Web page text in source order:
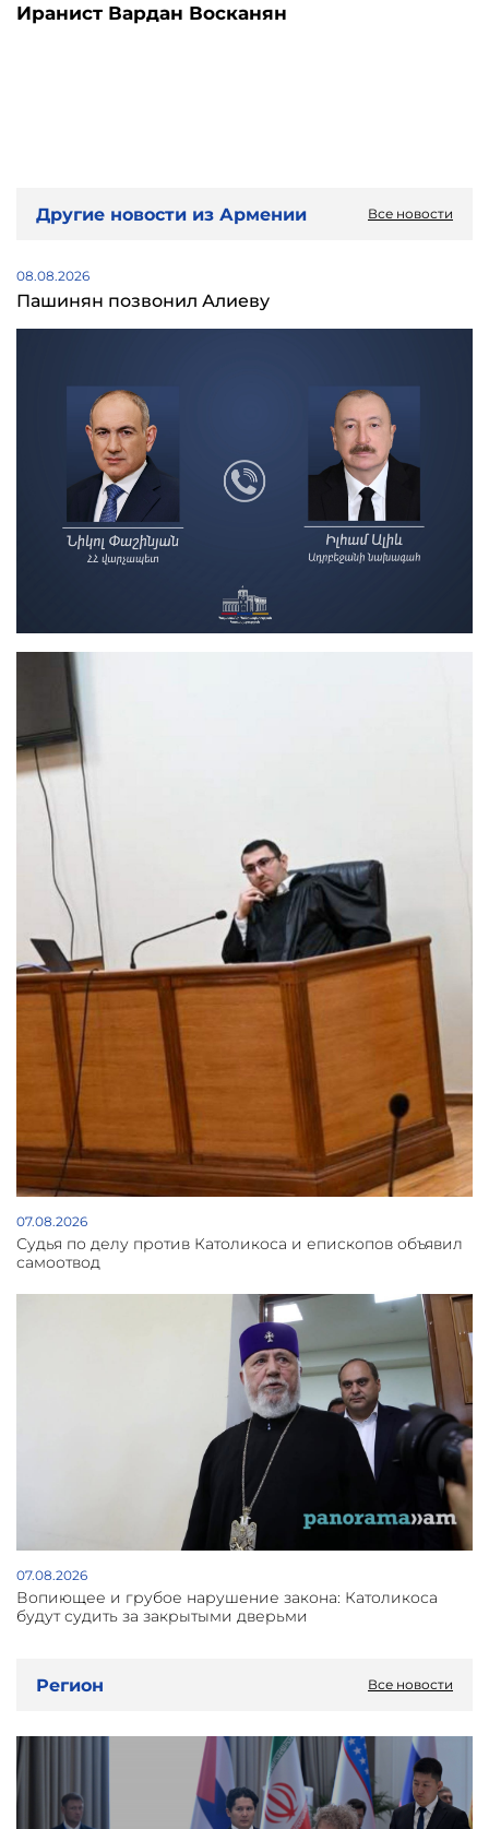
Иранист Вардан Восканян
Другие новости из Армении Все новости
08.08.2026
Пашинян позвонил Алиеву
07.08.2026
Судья по делу против Католикоса и епископов объявил
самоотвод
07.08.2026
Вопиющее и грубое нарушение закона: Католикоса
будут судить за закрытыми дверьми
Регион Все новости